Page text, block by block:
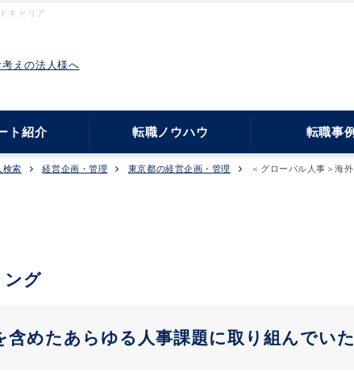
キャリア
えの法人様へ
ト紹介 転職ノウハウ 転職事例
検索 経営企画・管理 東京都の経営企画・管理 ＜グローバル人事＞海
ング
含めたあらゆる人事課題に取り組んでい